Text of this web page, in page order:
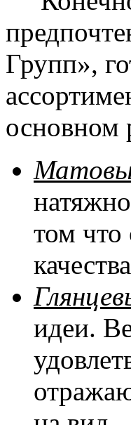
Групп»,
основном
том
идеи.